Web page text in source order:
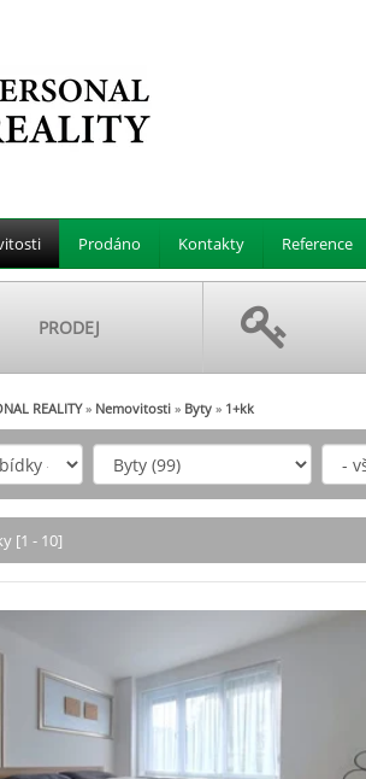
Prodáno Kontakty Reference
PRODEJ
REALITY» Nemovitosti » Byty » 1+kk
[1 - 10]